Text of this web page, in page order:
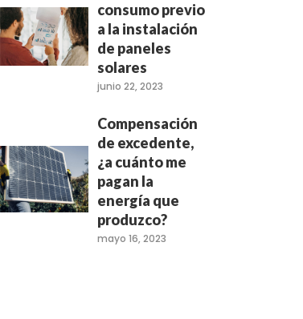
consumo previo
a la instalación
de paneles
solares
junio 22, 2023
Compensación
de excedente,
¿a cuánto me
pagan la
energía que
produzco?
mayo 16, 2023